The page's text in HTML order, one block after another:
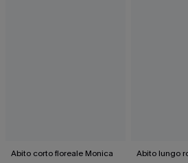
Abito corto floreale Monica Abito lungo